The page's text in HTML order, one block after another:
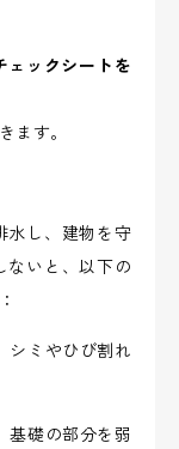
ェックシートを
ます。
水し、建物を守
ないと、以下の
シミやひび割れ
基礎の部分を弱